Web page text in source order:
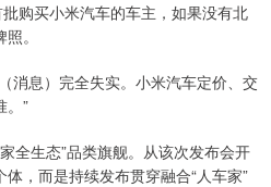
购买小米汽车的车主，如果没有北
。
消息）完全失实。小米汽车定价、交
。”
全生态”品类旗舰。从该次发布会开
，而是持续发布贯穿融合“人车家”